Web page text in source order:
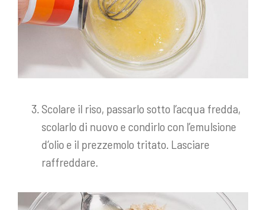
Scolare il riso, passarlo sotto l’acqua fredda,
scolarlo di nuovo e condirlo con l’emulsione
d’olio e il prezzemolo tritato. Lasciare
raffreddare.